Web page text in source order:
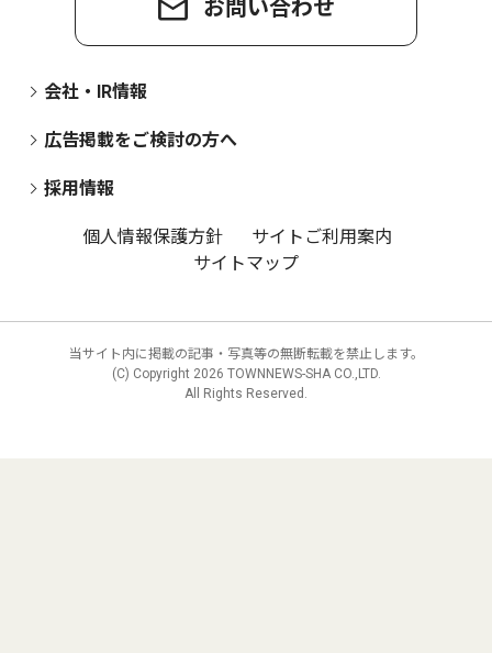
お問い合わせ
会社・IR情報
広告掲載をご検討の方へ
採用情報
個人情報保護方針
サイトご利用案内
サイトマップ
当サイト内に掲載の記事・写真等の無断転載を禁止します。
(C) Copyright 2026 TOWNNEWS-SHA CO.,LTD.
All Rights Reserved.